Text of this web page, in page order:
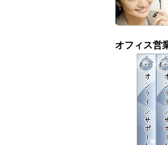
オフィス営